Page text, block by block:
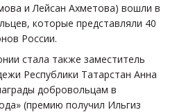
и Лейсан Ахметова) вошли в
которые представляли 40
России.
стала также заместитель
Республики Татарстан Анна
добровольцам в
(премию получил Ильгиз